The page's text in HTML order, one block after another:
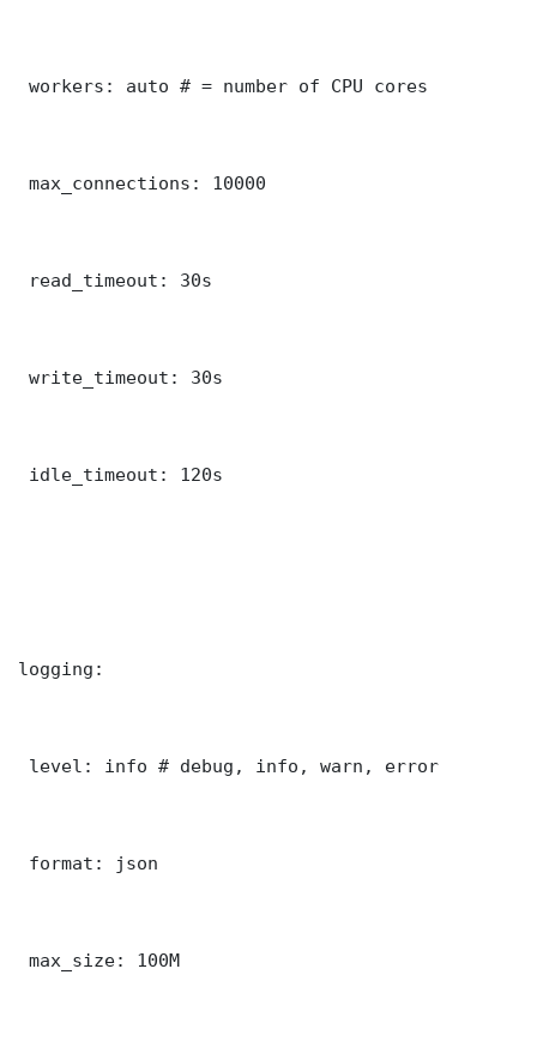
workers: auto # = number of CPU cores
max_connections: 10000
read_timeout: 30s
write_timeout: 30s
idle_timeout: 120s
logging:
level: info # debug, info, warn, error
format: json
max_size: 100M